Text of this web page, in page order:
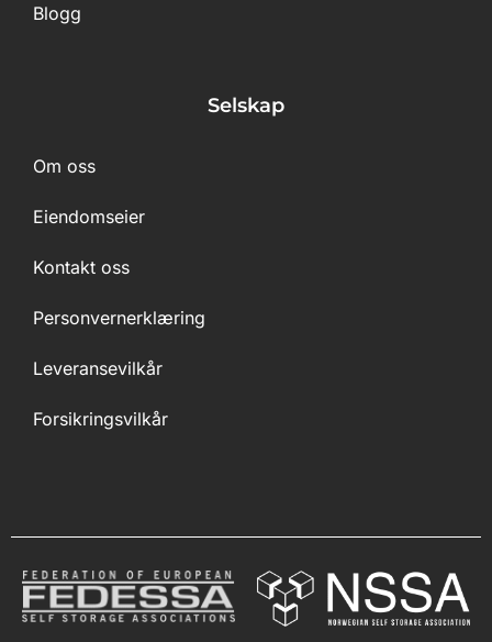
Blogg
Selskap
Om oss
Eiendomseier
Kontakt oss
Personvernerklæring
Leveransevilkår
Forsikringsvilkår